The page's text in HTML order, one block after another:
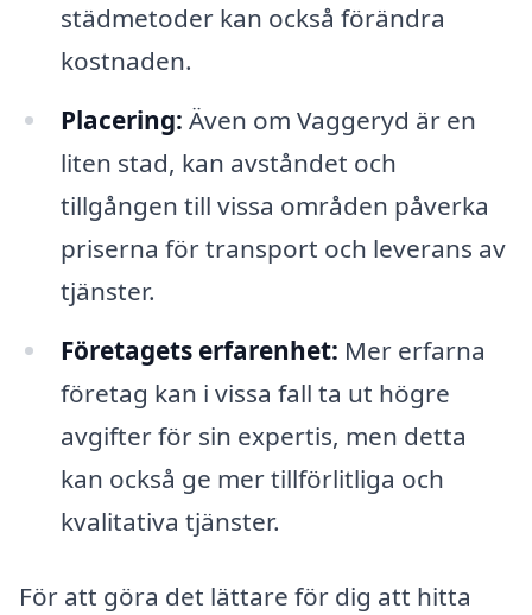
städmetoder kan också förändra
kostnaden.
Placering: Även om Vaggeryd är en
liten stad, kan avståndet och
tillgången till vissa områden påverka
priserna för transport och leverans av
tjänster.
Företagets erfarenhet: Mer erfarna
företag kan i vissa fall ta ut högre
avgifter för sin expertis, men detta
kan också ge mer tillförlitliga och
kvalitativa tjänster.
För att göra det lättare för dig att hitta